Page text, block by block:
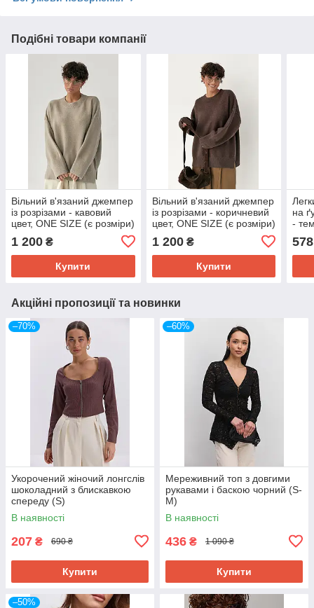
Подібні товари компанії
Вільний в'язаний джемпер
із розрізами - кавовий
цвет, ONE SIZE (є розміри)
1 200 ₴
Купити
Вільний в'язаний джемпер
із розрізами - коричневий
цвет, ONE SIZE (є розміри)
1 200₴
Купити
на
-
578
Акційні пропозиції та новинки
–70%
Укорочений жіночий лонгслів
шоколадний з блискавкою
спереду (S)
В наявності
207 ₴ 690 ₴
Купити
–60%
Мереживний топ з довгими
рукавами і баскою чорний (S-
M)
В наявності
436 ₴ 1 090 ₴
Купити
–50%